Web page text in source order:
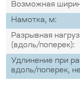
Возможная
Намотка, м:
Разрывная
(вдоль/поперек):
Удлинение при
вдоль/поперек,